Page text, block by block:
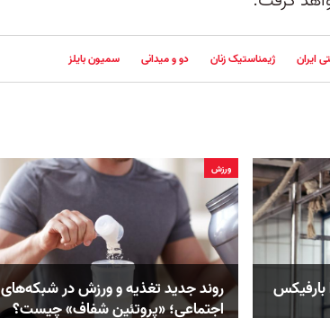
ایران ژیمناستیک زنان دو و میدانی سمیون بایلز
ورزش
روند جدید تغذیه و ورزش در شبکه‌های
اجتماعی؛ «پروتئین شفاف» چیست؟